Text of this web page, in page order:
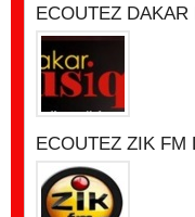
ECOUTEZ
ECOUTEZ ZIK FM